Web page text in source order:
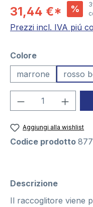
31,44 €* %
Prezzi incl. IVA piú
Seleziona
Colore
marrone
rosso
Quantità del
Aggiungi alla wishlist
Codice prodotto
Descrizione
Il raccoglitore viene